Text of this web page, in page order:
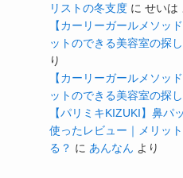
リストの冬支度 に せいは
【カーリーガールメソッ
ットのできる美容室の探
り
【カーリーガールメソッ
ットのできる美容室の探
【パリミキKIZUKI】鼻パ
使ったレビュー｜メリッ
る？ に あんなん より